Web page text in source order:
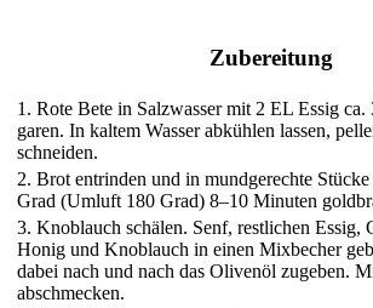
Zubereitung
1. Rote Bete in Salzwasser mit 2 EL Essig
garen. In kaltem Wasser abkühlen lassen,
schneiden.
2. Brot entrinden und in mundgerechte
Grad (Umluft 180 Grad) 8–10 Minuten
3. Knoblauch schälen. Senf, restlichen Essig,
Honig und Knoblauch in einen Mixbecher
dabei nach und nach das Olivenöl zugeben.
abschmecken.